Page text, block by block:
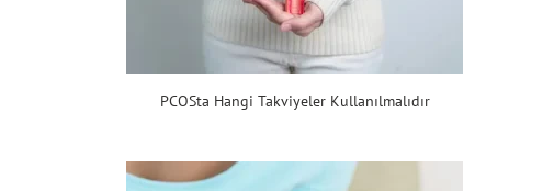
PCOSta Hangi Takviyeler Kullanılmalıdır